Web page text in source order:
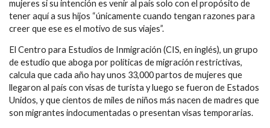
mujeres si su intención es venir al país solo con el propósito de
tener aquí a sus hijos “únicamente cuando tengan razones para
creer que ese es el motivo de sus viajes”.
El Centro para Estudios de Inmigración (CIS, en inglés), un grupo
de estudio que aboga por políticas de migración restrictivas,
calcula que cada año hay unos 33,000 partos de mujeres que
llegaron al país con visas de turista y luego se fueron de Estados
Unidos, y que cientos de miles de niños más nacen de madres que
son migrantes indocumentadas o presentan visas temporarias.